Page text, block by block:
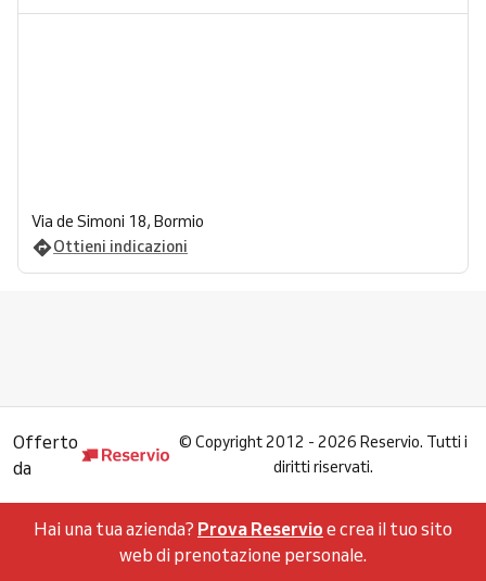
Via de Simoni 18, Bormio
Ottieni indicazioni
Offerto
da
© Copyright 2012 - 2026 Reservio. Tutti i
diritti riservati.
Hai una tua azienda? Prova Reservio e crea il tuo sito
web di prenotazione personale.